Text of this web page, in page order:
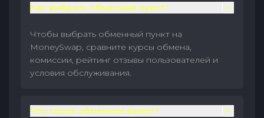
Как выбрать обменный пункт?
Чтобы выбрать обменный пункт на
MoneySwap, сравните курсы обмена,
комиссии, рейтинг отзывы пользователей и
условия обслуживания.
Что такое обменник валют?